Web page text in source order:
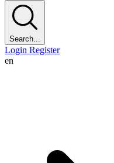
Search...
Login Register
en